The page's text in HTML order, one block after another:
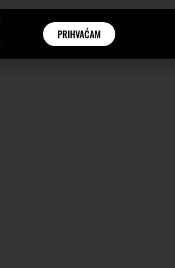
INTERVJUI AKTUALNO
PRIHVAĆAM